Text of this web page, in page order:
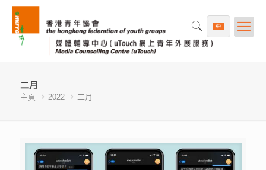
二月
主頁 2022 二月